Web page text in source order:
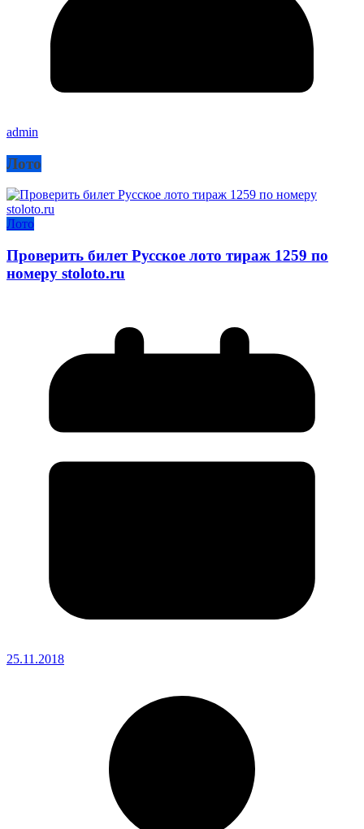
admin
Лото
Лото
Проверить билет Русское лото тираж 1259 по
номеру stoloto.ru
25.11.2018